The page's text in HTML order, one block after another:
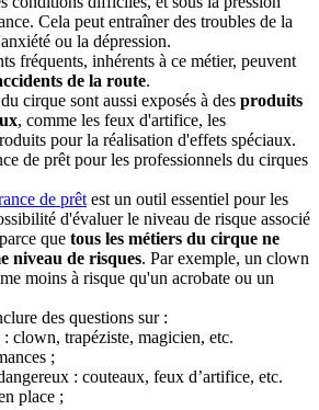
Cela peut entraîner des troubles de la
ou la dépression.
fréquents, inhérents à ce métier, peuvent
de la route.
cirque sont aussi exposés à des produits
, comme les feux d'artifice, les
pour la réalisation d'effets spéciaux.
de prêt pour les professionnels du cirques
de prêt est un outil essentiel pour les
d'évaluer le niveau de risque associé
que tous les métiers du cirque ne
niveau de risques. Par exemple, un clown
moins à risque qu'un acrobate ou un
des questions sur :
clown, trapéziste, magicien, etc.
;
: couteaux, feux d’artifice, etc.
place ;